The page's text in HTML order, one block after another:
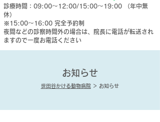
診療時間：09:00〜12:00/15:00〜19:00 （年中無
休）
※15:00〜16:00 完全予約制
夜間などの​診察時間外の場合は、院長に電話が転送され
ますので一度お電話ください
お知らせ
世田谷かける動物病院＞ お知らせ